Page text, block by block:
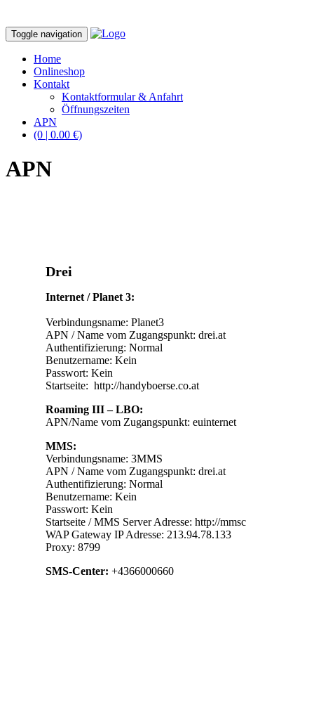
Toggle navigation
Home
Onlineshop
Kontakt
Kontaktformular & Anfahrt
Öffnungszeiten
APN
(0 | 0.00 €)
APN
Drei
Internet / Planet 3:
Verbindungsname: Planet3
APN / Name vom Zugangspunkt: drei.at
Authentifizierung: Normal
Benutzername: Kein
Passwort: Kein
Startseite: http://handyboerse.co.at
Roaming III – LBO:
APN/Name vom Zugangspunkt: euinternet
MMS:
Verbindungsname: 3MMS
APN / Name vom Zugangspunkt: drei.at
Authentifizierung: Normal
Benutzername: Kein
Passwort: Kein
Startseite / MMS Server Adresse: http://mmsc
WAP Gateway IP Adresse: 213.94.78.133
Proxy: 8799
SMS-Center: +4366000660